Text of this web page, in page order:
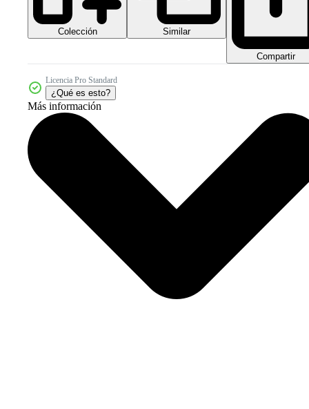
Colección Similar
Compartir
Licencia Pro Standard
¿Qué es esto?
Más información